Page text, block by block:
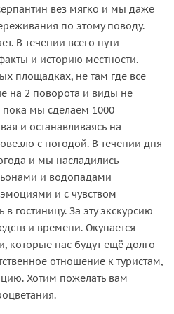
вез мягко и мы даже
по этому поводу.
В течении всего пути
и историю местности.
площадках, не там где все
на 2 поворота и виды не
пока мы сделаем 1000
и останавливаясь на
с погодой. В течении дня
и мы насладились
и водопадами
и с чувством
гостиницу. За эту экскурсию
и времени. Окупается
которые нас будут ещё долго
отношение к туристам,
Хотим пожелать вам